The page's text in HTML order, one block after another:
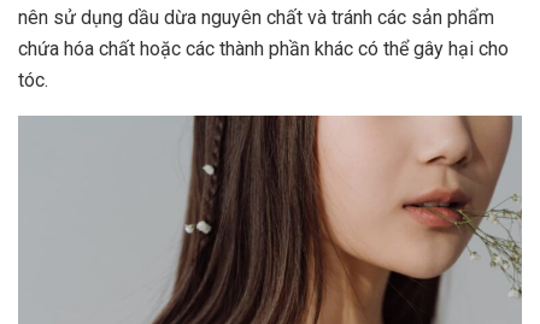
nên sử dụng dầu dừa nguyên chất và tránh các sản phẩm
chứa hóa chất hoặc các thành phần khác có thể gây hại cho
tóc.